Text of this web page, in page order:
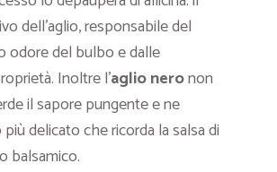
dell’aglio, responsabile del
odore del bulbo e dalle
Inoltre l’aglio neronon
il sapore pungente e ne
delicato che ricorda la salsa di
balsamico.